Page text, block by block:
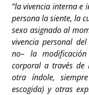
“la vivencia interna e
persona la siente, la
sexo asignado al
vivencia personal
no– la
corporal a través de
otra índole,
escogida) y otras